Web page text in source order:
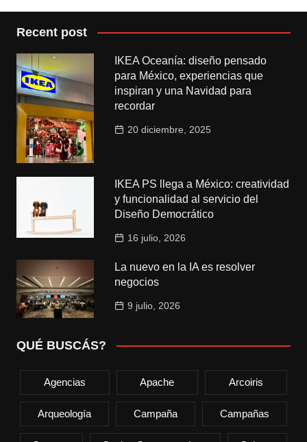
Recent post
IKEA Oceanía: diseño pensado
para México, experiencias que
inspiran y una Navidad para
recordar
20 diciembre, 2025
IKEA PS llega a México: creatividad
y funcionalidad al servicio del
Diseño Democrático
16 julio, 2026
La nuevo en la IA es resolver
negocios
9 julio, 2026
QUÉ BUSCÁS?
Agencias Apache Arcoiris
Arqueología Campaña Campañas